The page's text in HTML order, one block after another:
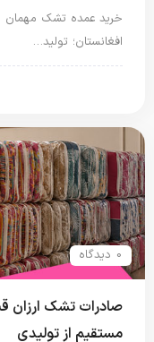
خرید عمده تشک مهمان
افغانستان؛ تولید…
0 دیدگاه
صادرات تشک ارزان
مستقیم از تولیدی